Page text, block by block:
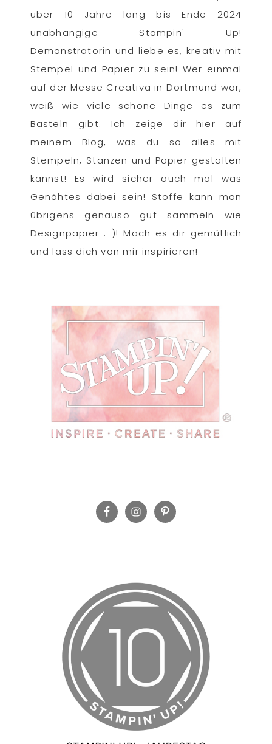
über 10 Jahre lang bis Ende 2024
unabhängige Stampin' Up!
Demonstratorin und liebe es, kreativ mit
Stempel und Papier zu sein! Wer einmal
auf der Messe Creativa in Dortmund war,
weiß wie viele schöne Dinge es zum
Basteln gibt. Ich zeige dir hier auf
meinem Blog, was du so alles mit
Stempeln, Stanzen und Papier gestalten
kannst! Es wird sicher auch mal was
Genähtes dabei sein! Stoffe kann man
übrigens genauso gut sammeln wie
Designpapier :-)! Mach es dir gemütlich
und lass dich von mir inspirieren!